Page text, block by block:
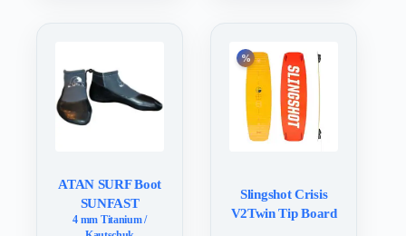
können
auf
der
Produktseite
Optionen
können
auf
der
Produktseite
gewählt
ATAN SURF Boot
SUNFAST
4 mm Titanium /
Slingshot Crisis
V2Twin Tip Board